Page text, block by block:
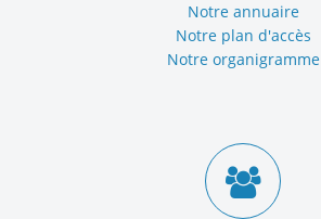
Notre annuaire
Notre plan d'accès
Notre organigramme